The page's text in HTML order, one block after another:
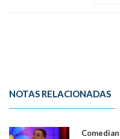
NOTAS RELACIONADAS